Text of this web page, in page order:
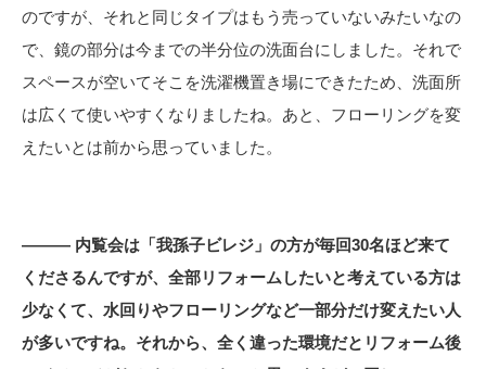
のですが、それと同じタイプはもう売っていないみたいなの
で、鏡の部分は今までの半分位の洗面台にしました。それで
スペースが空いてそこを洗濯機置き場にできたため、洗面所
は広くて使いやすくなりましたね。あと、フローリングを変
えたいとは前から思っていました。
――― 内覧会は「我孫子ビレジ」の方が毎回30名ほど来て
くださるんですが、全部リフォームしたいと考えている方は
少なくて、水回りやフローリングなど一部分だけ変えたい人
が多いですね。それから、全く違った環境だとリフォーム後